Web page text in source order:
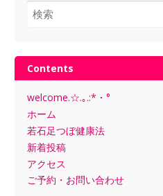
検
索:
Contents
welcome.☆.｡.:*・°
ホーム
若石足つぼ健康法
新着投稿
アクセス
ご予約・お問い合わせ